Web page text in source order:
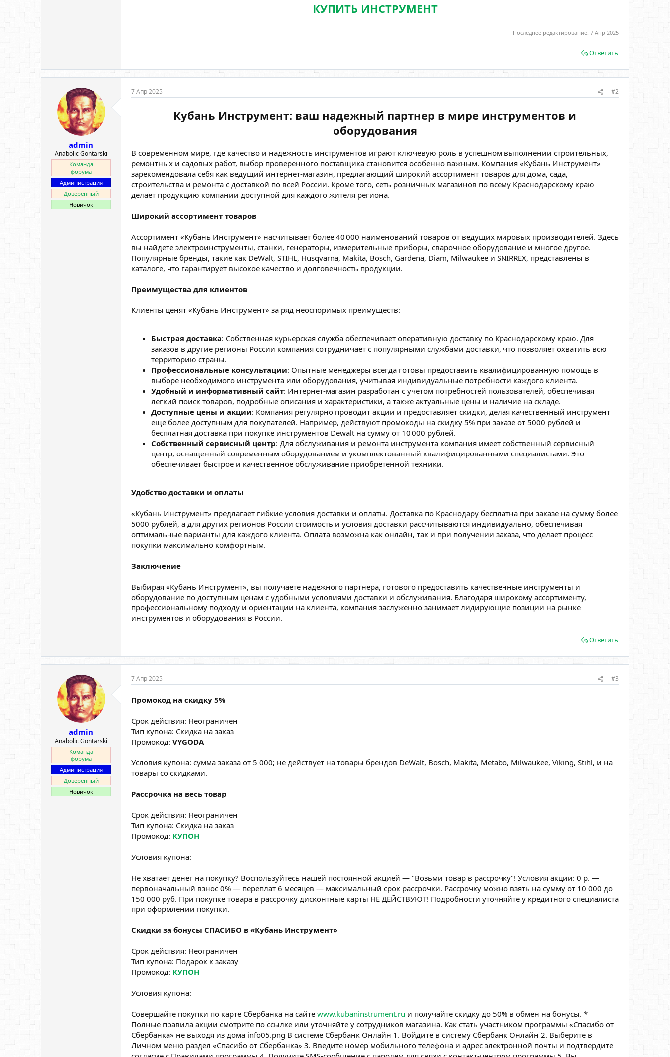
КУПИТЬ ИНСТРУМЕНТ
Последнее редактирование: 7 Апр 2025
Ответить
admin
Anabolic Gontarski
Команда
форума
Администрация
Доверенный
Новичок
7 Апр 2025 #2
Кубань Инструмент: ваш надежный партнер в мире инструментов и
оборудования
В современном мире, где качество и надежность инструментов играют ключевую роль в успешном выполнении строительных,
ремонтных и садовых работ, выбор проверенного поставщика становится особенно важным. Компания «Кубань Инструмент»
зарекомендовала себя как ведущий интернет-магазин, предлагающий широкий ассортимент товаров для дома, сада,
строительства и ремонта с доставкой по всей России. Кроме того, сеть розничных магазинов по всему Краснодарскому краю
делает продукцию компании доступной для каждого жителя региона.
Широкий ассортимент товаров
Ассортимент «Кубань Инструмент» насчитывает более 40 000 наименований товаров от ведущих мировых производителей. Здесь
вы найдете электроинструменты, станки, генераторы, измерительные приборы, сварочное оборудование и многое другое.
Популярные бренды, такие как DeWalt, STIHL, Husqvarna, Makita, Bosch, Gardena, Diam, Milwaukee и SNIRREX, представлены в
каталоге, что гарантирует высокое качество и долговечность продукции.
Преимущества для клиентов
Клиенты ценят «Кубань Инструмент» за ряд неоспоримых преимуществ:
Быстрая доставка: Собственная курьерская служба обеспечивает оперативную доставку по Краснодарскому краю. Для
заказов в другие регионы России компания сотрудничает с популярными службами доставки, что позволяет охватить всю
территорию страны.
Профессиональные консультации: Опытные менеджеры всегда готовы предоставить квалифицированную помощь в
выборе необходимого инструмента или оборудования, учитывая индивидуальные потребности каждого клиента.
Удобный и информативный сайт: Интернет-магазин разработан с учетом потребностей пользователей, обеспечивая
легкий поиск товаров, подробные описания и характеристики, а также актуальные цены и наличие на складе.
Доступные цены и акции: Компания регулярно проводит акции и предоставляет скидки, делая качественный инструмент
еще более доступным для покупателей. Например, действуют промокоды на скидку 5% при заказе от 5000 рублей и
бесплатная доставка при покупке инструментов Dewalt на сумму от 10 000 рублей.
Собственный сервисный центр: Для обслуживания и ремонта инструмента компания имеет собственный сервисный
центр, оснащенный современным оборудованием и укомплектованный квалифицированными специалистами. Это
обеспечивает быстрое и качественное обслуживание приобретенной техники.
Удобство доставки и оплаты
«Кубань Инструмент» предлагает гибкие условия доставки и оплаты. Доставка по Краснодару бесплатна при заказе на сумму более
5000 рублей, а для других регионов России стоимость и условия доставки рассчитываются индивидуально, обеспечивая
оптимальные варианты для каждого клиента. Оплата возможна как онлайн, так и при получении заказа, что делает процесс
покупки максимально комфортным.
Заключение
Выбирая «Кубань Инструмент», вы получаете надежного партнера, готового предоставить качественные инструменты и
оборудование по доступным ценам с удобными условиями доставки и обслуживания. Благодаря широкому ассортименту,
профессиональному подходу и ориентации на клиента, компания заслуженно занимает лидирующие позиции на рынке
инструментов и оборудования в России.
Ответить
admin
Anabolic Gontarski
Команда
форума
Администрация
Доверенный
Новичок
7 Апр 2025 #3
Промокод на скидку 5%
Срок действия: Неограничен
Тип купона: Скидка на заказ
Промокод: VYGODA
Условия купона: сумма заказа от 5 000; не действует на товары брендов DeWalt, Bosch, Makita, Metabo, Milwaukee, Viking, Stihl, и на
товары со скидками.
Рассрочка на весь товар
Срок действия: Неограничен
Тип купона: Скидка на заказ
Промокод: КУПОН
Условия купона:
Не хватает денег на покупку? Воспользуйтесь нашей постоянной акцией — "Возьми товар в рассрочку"! Условия акции: 0 р. —
первоначальный взнос 0% — переплат 6 месяцев — максимальный срок рассрочки. Рассрочку можно взять на сумму от 10 000 до
150 000 руб. При покупке товара в рассрочку дисконтные карты НЕ ДЕЙСТВУЮТ! Подробности уточняйте у кредитного специалиста
при оформлении покупки.
Скидки за бонусы СПАСИБО в «Кубань Инструмент»
Срок действия: Неограничен
Тип купона: Подарок к заказу
Промокод: КУПОН
Условия купона:
Совершайте покупки по карте Сбербанка на сайте www.kubaninstrument.ru и получайте скидку до 50% в обмен на бонусы. *
Полные правила акции смотрите по ссылке или уточняйте у сотрудников магазина. Как стать участником программы «Спасибо от
Сбербанка» не выходя из дома info05.png В системе Сбербанк Онлайн 1. Войдите в систему Сбербанк Онлайн 2. Выберите в
Личном меню раздел «Спасибо от Сбербанка» 3. Введите номер мобильного телефона и адрес электронной почты и подтвердите